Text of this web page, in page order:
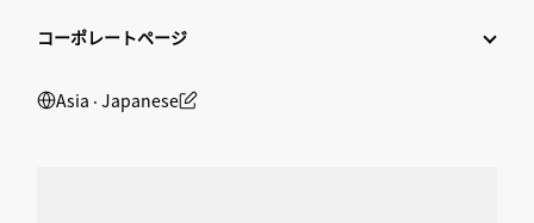
コーポレートページ
Asia ‧ Japanese